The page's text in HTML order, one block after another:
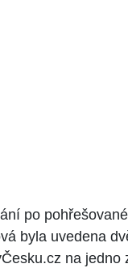
po
byla uvedena
na jedno